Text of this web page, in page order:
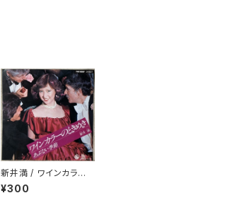
新井満 / ワインカラー
のときめき
¥300